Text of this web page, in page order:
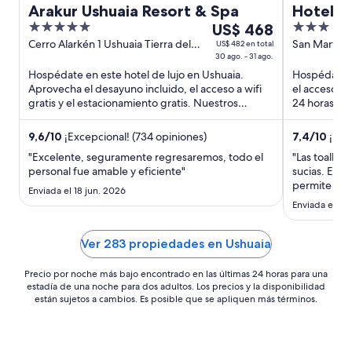
Arakur Ushuaia Resort & Spa
5
out
5
Cerro Alarkén 1 Ushuaia Tierra del
Del
30
ago
al
31
ago,
por
de
US$ 468
US$ 482 en total
30 ago. - 31 ago.
Hospédate en este hotel de lujo en Ushuaia.
Aprovecha el desayuno incluido, el acceso a wifi
gratis y el estacionamiento gratis. Nuestros
huéspedes destacan ...
9,6/10 ¡Excepcional! (734 opiniones)
"Excelente, seguramente regresaremos, todo el
personal fue amable y eficiente"
Enviada el 18 jun. 2026
Hotel
3
out
5
San Martin
Hospédate
el acceso a
24 horas y
muy cerca
7,4/10
"Las toallas
sucias. El
permite
bastante
Enviada el 2
Ver 283 propiedades en Ushuaia
Precio por noche más bajo encontrado en las últimas 24 horas para una
estadía de una noche para dos adultos. Los precios y la disponibilidad
están sujetos a cambios. Es posible que se apliquen más términos.